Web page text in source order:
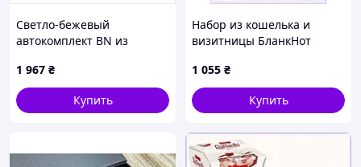
Светло-бежевый
автокомплект BN из
коробке, TH8603653
1 967 ₴
Купить
Набор из кошелька и
визитницы БланкНот
P84585AT71
1 055 ₴
Купить